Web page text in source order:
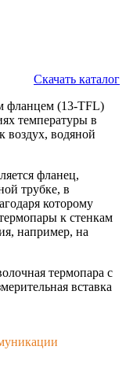
Скачать каталог
фланцем (13-TFL)
температуры в
воздух, водяной
фланец,
трубке, в
которому
к стенкам
например, на
термопара с
вставка